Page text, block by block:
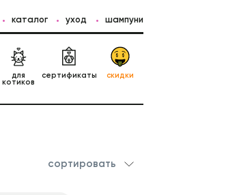
каталог уход шампуни
для
котиков
сертификаты скидки
сортировать